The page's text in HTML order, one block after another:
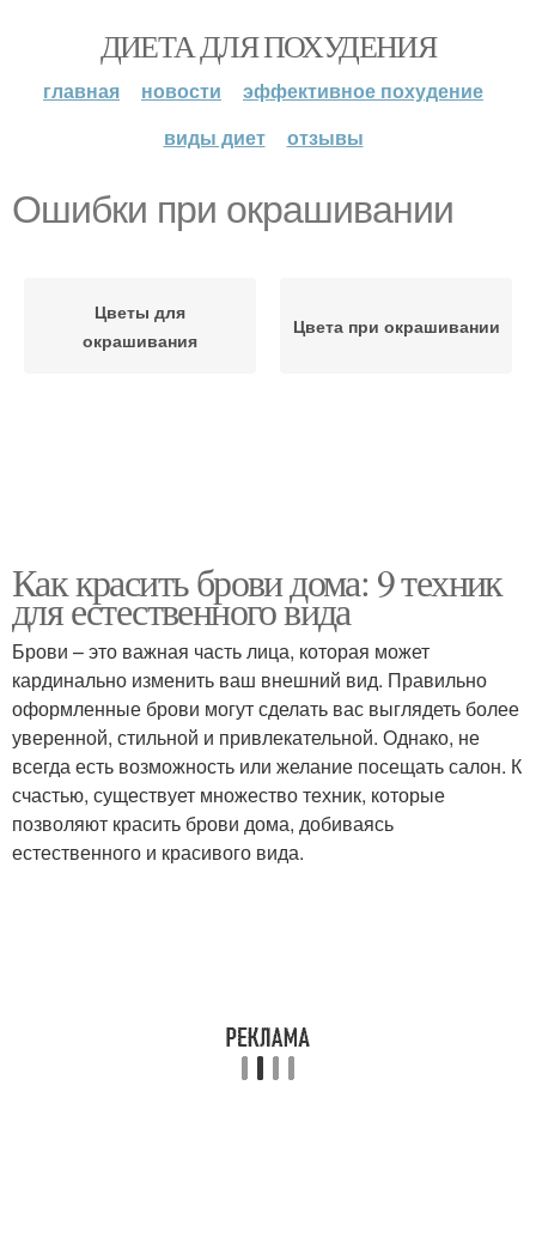
ДИЕТА ДЛЯ ПОХУДЕНИЯ
главная новости
эффективное похудение
виды диет
отзывы
Ошибки при окрашивании
Цветы для
окрашивания
Цвета при окрашивании
Как красить брови дома: 9 техник
для естественного вида
Брови – это важная часть лица, которая может
кардинально изменить ваш внешний вид. Правильно
оформленные брови могут сделать вас выглядеть более
уверенной, стильной и привлекательной. Однако, не
всегда есть возможность или желание посещать салон. К
счастью, существует множество техник, которые
позволяют красить брови дома, добиваясь
естественного и красивого вида.